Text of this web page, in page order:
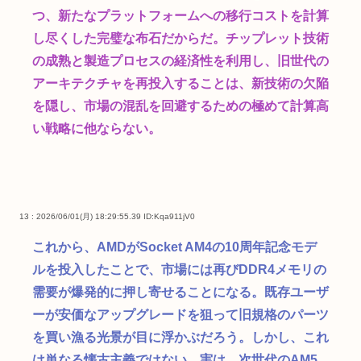
つ、新たなプラットフォームへの移行コストを計算
し尽くした完璧な布石だからだ。チップレット技術
の成熟と製造プロセスの経済性を利用し、旧世代の
アーキテクチャを再投入することは、新技術の欠陥
を隠し、市場の混乱を回避するための極めて計算高
い戦略に他ならない。
13 : 2026/06/01(月) 18:29:55.39 ID:Kqa911jV0
これから、AMDがSocket AM4の10周年記念モデ
ルを投入したことで、市場には再びDDR4メモリの
需要が爆発的に押し寄せることになる。既存ユーザ
ーが安価なアップグレードを狙って旧規格のパーツ
を買い漁る光景が目に浮かぶだろう。しかし、これ